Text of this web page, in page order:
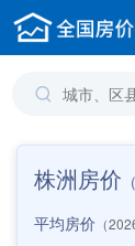
株洲房价
平均房价 （